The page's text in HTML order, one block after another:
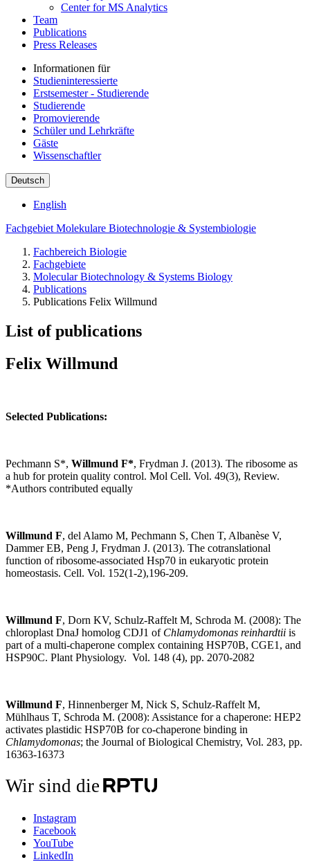
Center for MS Analytics
Team
Publications
Press Releases
Informationen für
Studieninteressierte
Erstsemester - Studierende
Studierende
Promovierende
Schüler und Lehrkräfte
Gäste
Wissenschaftler
Deutsch
English
Fachgebiet Molekulare Biotechnologie & Systembiologie
Fachbereich Biologie
Fachgebiete
Molecular Biotechnology & Systems Biology
Publications
Publications Felix Willmund
List of publications
Felix Willmund
Selected Publications:
Pechmann S*, Willmund F*, Frydman J. (2013). The ribosome as
a hub for protein quality control. Mol Cell. Vol. 49(3), Review.
*Authors contributed equally
Willmund F, del Alamo M, Pechmann S, Chen T, Albanèse V,
Dammer EB, Peng J, Frydman J. (2013). The cotranslational
function of ribosome-associated Hsp70 in eukaryotic protein
homeostasis. Cell. Vol. 152(1-2),196-209.
Willmund F, Dorn KV, Schulz-Raffelt M, Schroda M. (2008): The
chloroplast DnaJ homolog CDJ1 of Chlamydomonas reinhardtii is
part of a multi-chaperone complex containing HSP70B, CGE1, and
HSP90C. Plant Physiology. Vol. 148 (4), pp. 2070-2082
Willmund F, Hinnenberger M, Nick S, Schulz-Raffelt M,
Mühlhaus T, Schroda M. (2008): Assistance for a chaperone: HEP2
activates plastidic HSP70B for co-chaperone binding in
Chlamydomonas; the Journal of Biological Chemistry, Vol. 283, pp.
16363-16373
Wir sind die
Instagram
Facebook
YouTube
LinkedIn